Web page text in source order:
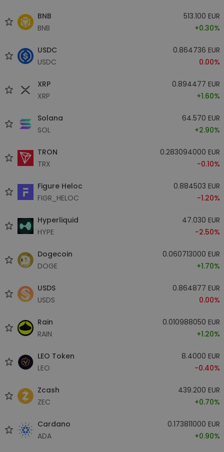
BNB
BNB
513.100 EUR
+0.30%
USDC
USDC
0.864736 EUR
0.00%
XRP
XRP
0.894477 EUR
+1.60%
Solana
SOL
64.570 EUR
+2.90%
TRON
TRX
0.283094000 EUR
-0.10%
Figure Heloc
FIGR_HELOC
0.884503 EUR
-1.20%
Hyperliquid
HYPE
47.030 EUR
-2.50%
Dogecoin
DOGE
0.060713000 EUR
+1.70%
USDS
USDS
0.864877 EUR
0.00%
Rain
RAIN
0.010988050 EUR
+1.20%
LEO Token
LEO
8.4000 EUR
-0.40%
Zcash
ZEC
439.200 EUR
+0.70%
Cardano
ADA
0.173811000 EUR
+0.90%